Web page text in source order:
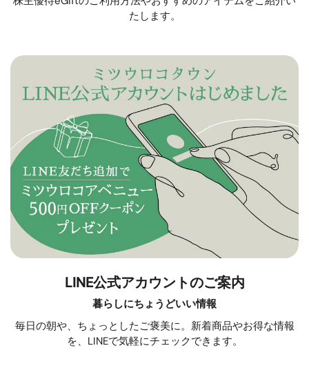
たします。
LINE公式アカウントのご案内
暮らしにちょうどいい情報
毎日の朝や、ちょっとしたご褒美に。新着商品やお得な情報
を、LINEで気軽にチェックできます。